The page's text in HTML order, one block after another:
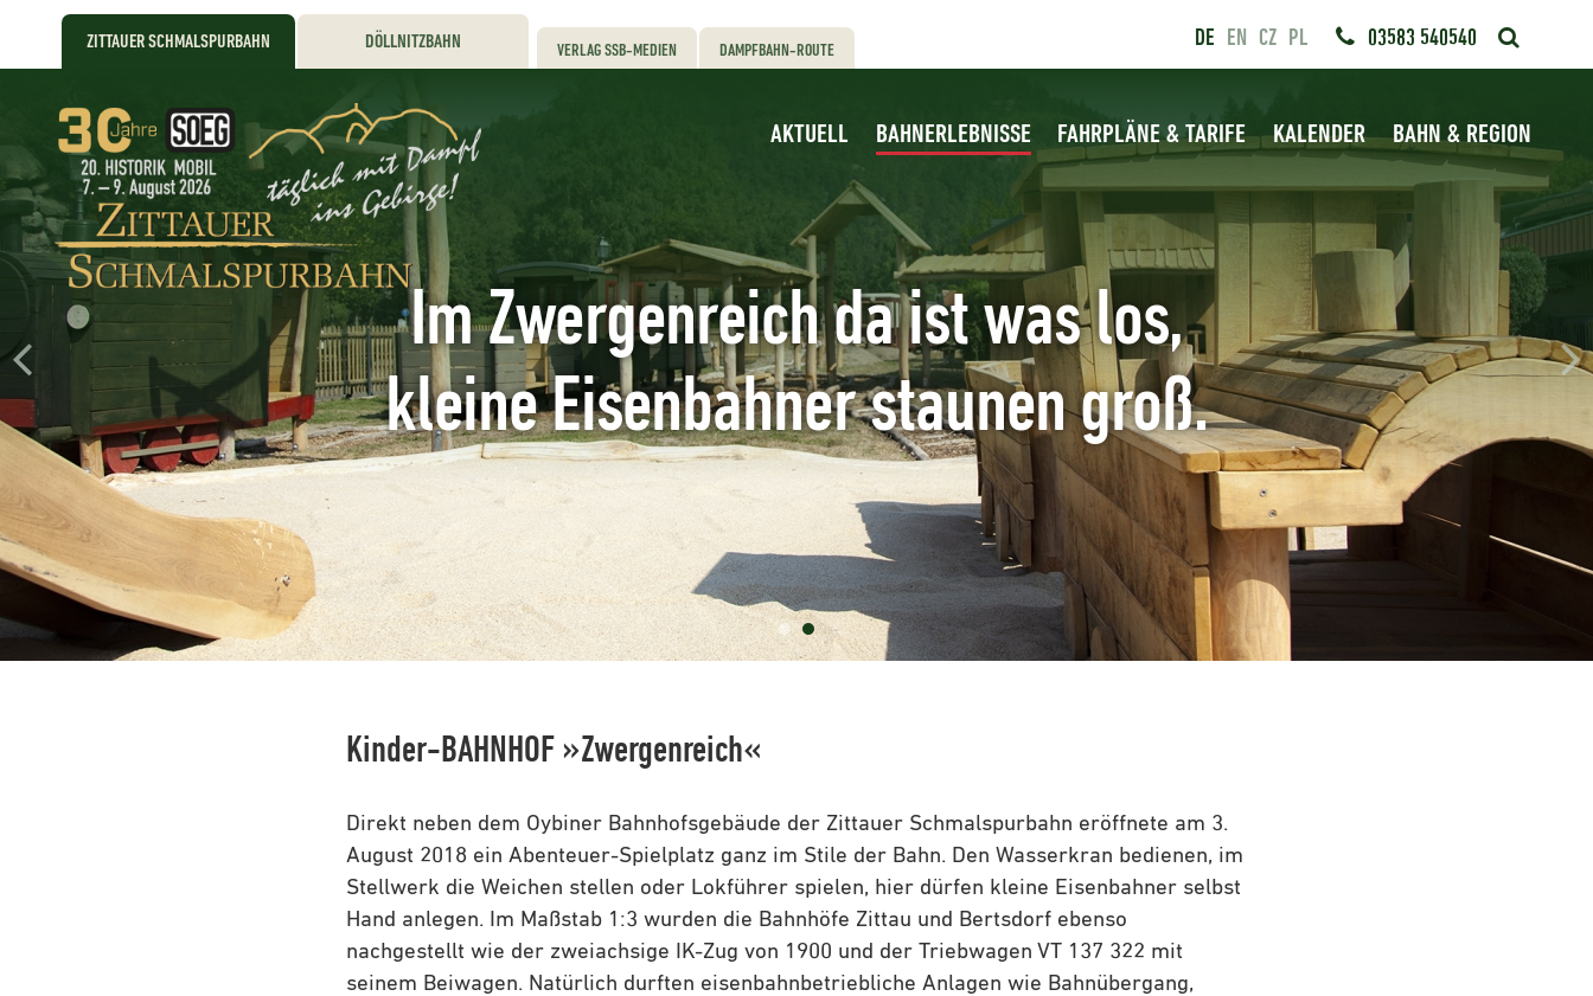
DE EN CZ PL 03583 540540
ZITTAUER SCHMALSPURBAHN DÖLLNITZBAHN VERLAG SSB-MEDIEN DAMPFBAHN-ROUTE
AKTUELL BAHNERLEBNISSE FAHRPLÄNE & TARIFE KALENDER BAHN & REGION
Im Zwergenreich da ist was los,
kleine Eisenbahner staunen groß.
Kinder-BAHNHOF »Zwergenreich«
Direkt neben dem Oybiner Bahnhofsgebäude der Zittauer Schmalspurbahn eröffnete am 3.
August 2018 ein Abenteuer-Spielplatz ganz im Stile der Bahn. Den Wasserkran bedienen, im
Stellwerk die Weichen stellen oder Lokführer spielen, hier dürfen kleine Eisenbahner selbst
Hand anlegen. Im Maßstab 1:3 wurden die Bahnhöfe Zittau und Bertsdorf ebenso
nachgestellt wie der zweiachsige IK-Zug von 1900 und der Triebwagen VT 137 322 mit
seinem Beiwagen. Natürlich durften eisenbahnbetriebliche Anlagen wie Bahnübergang,